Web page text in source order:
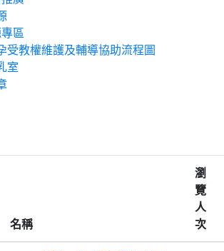
區
受教權維護及輔導協助流程圖
室
名稱
瀏
覽
人
次